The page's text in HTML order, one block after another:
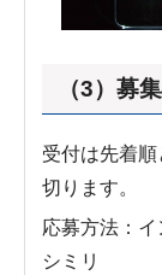
（3）募
受付は先着
切ります。
応募方法：
シミリ